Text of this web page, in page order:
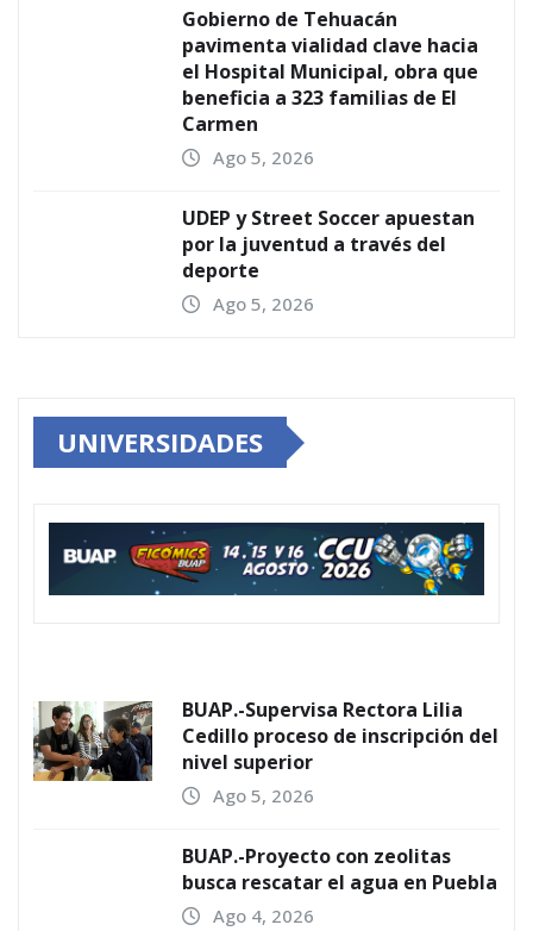
Gobierno de Tehuacán
pavimenta vialidad clave hacia
el Hospital Municipal, obra que
beneficia a 323 familias de El
Carmen
Ago 5, 2026
UDEP y Street Soccer apuestan
por la juventud a través del
deporte
Ago 5, 2026
UNIVERSIDADES
BUAP.-Supervisa Rectora Lilia
Cedillo proceso de inscripción del
nivel superior
Ago 5, 2026
BUAP.-Proyecto con zeolitas
busca rescatar el agua en Puebla
Ago 4, 2026